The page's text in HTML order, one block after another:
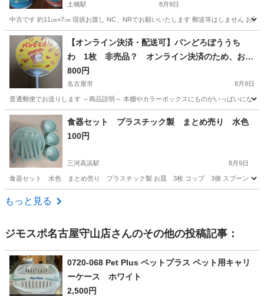
土橋駅 8月9日
中古です 約11㎝×7㎝ 現状お渡し NC、NRでお願いいたします 郵送等はしません お
愛知 豊田市 土橋駅 生活雑貨 ストーリー
【オンライン決済・配送可】パンどろぼううち
わ 1枚 非売品？ オンライン決済のため、お会
いする必要は、ありません 全国どこでもご自宅
に郵送します。
800円
名古屋市 8月9日
普通郵便でお送りします ～商品説明～ 本棚やカラーボックスにものがいっぱいにな
愛知 名古屋市 その他 ろぼう
食器セット プラスチック製 まとめ売り 水色
100円
三河高浜駅 8月9日
食器セット 水色 まとめ売り プラスチック製 お皿 3枚 コップ 3個 スプーン 3本
愛知 高浜市
もっと見る
ジモスポ名古屋守山店さんのその他の投稿記事：
0720-068 Pet Plus ペットプラス ペット用キャリ
ーケース ホワイト
2,500円